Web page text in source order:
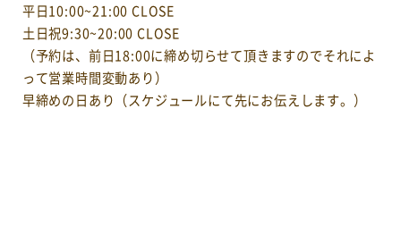
平日10:00~21:00 CLOSE
土日祝9:30~20:00 CLOSE
（予約は、前日18:00に締め切らせて頂きますのでそれによ
って営業時間変動あり）
早締めの日あり（スケジュールにて先にお伝えします。）